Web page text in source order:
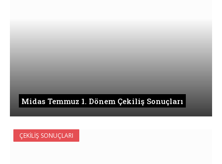
Midas Temmuz 1. Dönem Çekiliş Sonuçları
ÇEKILIŞ SONUÇLARI